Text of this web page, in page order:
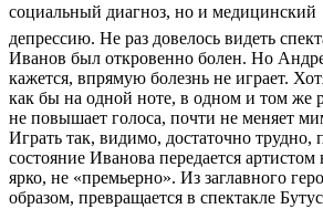
социальный диагноз, но и медицинский
депрессию. Не раз довелось видеть
Иванов был откровенно болен. Но
кажется, впрямую болезнь не играет.
как бы на одной ноте, в одном и том же
не повышает голоса, почти не меняет
Играть так, видимо, достаточно трудно,
состояние Иванова передается
ярко, не «премьерно». Из заглавного
образом, превращается в спектакле